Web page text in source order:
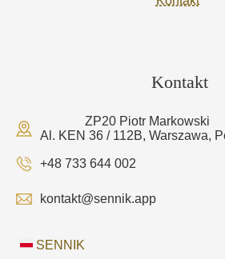
Kontakt
ZP20 Piotr Markowski
Al. KEN 36 / 112B, Warszawa,
+48 733 644 002
kontakt@sennik.app
SENNIK